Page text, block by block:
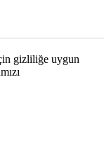
gizliliğe uygun